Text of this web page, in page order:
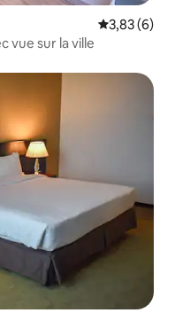
Évaluation
3,83 (6)
vue sur la ville